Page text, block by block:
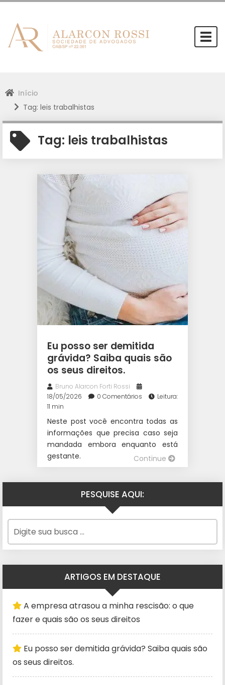
Início
Tag: leis trabalhistas
Tag: leis trabalhistas
Eu posso ser demitida
grávida? Saiba quais são
os seus direitos.
Bruno Alarcon Forti Rossi
18/05/2026
0 Comentários
Leitura:
11 min
Neste post você encontra todas as
informações que precisa caso seja
mandada embora enquanto está
gestante.
Continue
PESQUISE AQUI:
ARTIGOS EM DESTAQUE
A empresa atrasou a minha rescisão: o que
fazer e quais são os seus direitos
Eu posso ser demitida grávida? Saiba quais são
os seus direitos.